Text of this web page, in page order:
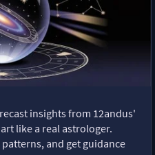
insights from 12andus'
like a real astrologer.
and get guidance